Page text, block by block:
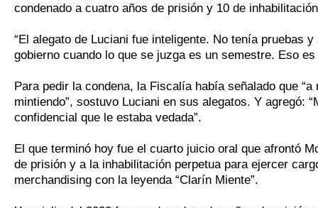
condenado a cuatro años de prisión y 10 de
“El alegato de Luciani fue inteligente. No tenía pruebas
gobierno cuando lo que se juzga es un semestre. Eso
Para pedir la condena, la Fiscalía había señalado que
mintiendo”, sostuvo Luciani en sus alegatos. Y agregó:
confidencial que le estaba vedada”.
El que terminó hoy fue el cuarto juicio oral que afrontó
de prisión y a la inhabilitación perpetua para ejercer
merchandising con la leyenda “Clarín Miente”.